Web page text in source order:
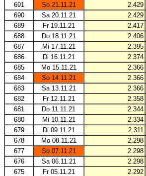
691
So 21.11.21 2.429
690
Sa 20.11.21 2.429
689
Fr 19.11.21 2.417
688
Do 18.11.21 2.406
687
Mi 17.11.21 2.395
686
Di 16.11.21 2.374
685
Mo 15.11.21 2.366
684
So 14.11.21 2.366
683
Sa 13.11.21 2.366
682
Fr 12.11.21 2.358
681
Do 11.11.21 2.344
680
Mi 10.11.21 2.334
679
Di 09.11.21 2.311
678
Mo 08.11.21 2.298
677
So 07.11.21 2.298
676
Sa 06.11.21 2.298
675
Fr 05.11.21 2.292